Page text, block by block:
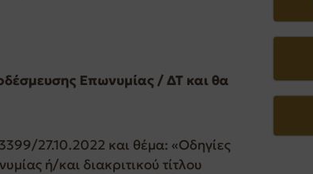
Επωνυμίας / ΔΤ και θα
27.10.2022 και θέμα: «Οδηγίες
ή/και διακριτικού τίτλου